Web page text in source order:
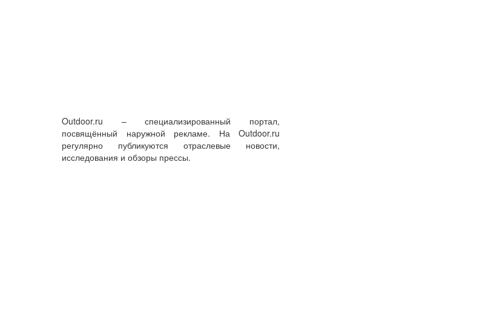
Outdoor.ru – специализированный портал,
посвящённый наружной рекламе. На Outdoor.ru
регулярно публикуются отраслевые новости,
исследования и обзоры прессы.